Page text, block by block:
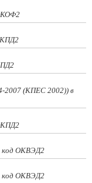
2007 (КПЕС 2002)) в
код ОКВЭД2
код ОКВЭД2